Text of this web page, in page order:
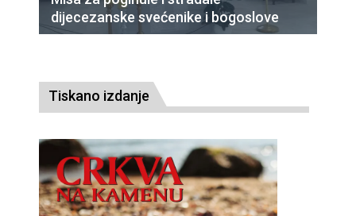
dijecezanske svećenike i bogoslove
Tiskano izdanje